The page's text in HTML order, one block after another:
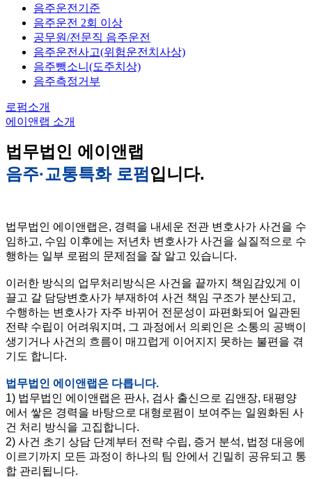
음주운전기준
음주운전 2회 이상
공무원/전문직 음주운전
음주운전사고(위험운전치사상)
음주뺑소니(도주치상)
음주측정거부
로펌소개
에이앤랩 소개
법무법인 에이앤랩
음주·교통특화 로펌 입니다.
법무법인 에이앤랩은, 경력을 내세운 전관 변호사가 사건을 수
임하고, 수임 이후에는 저년차 변호사가 사건을 실질적으로 수
행하는 일부 로펌의 문제점을 잘 알고 있습니다.
이러한 방식의 업무처리방식은 사건을 끝까지 책임감있게 이
끌고 갈 담당변호사가 부재하여 사건 책임 구조가 분산되고,
수행하는 변호사가 자주 바뀌어 전문성이 파편화되어 일관된
전략 수립이 어려워지며, 그 과정에서 의뢰인은 소통의 공백이
생기거나 사건의 흐름이 매끄럽게 이어지지 못하는 불편을 겪
기도 합니다.
법무법인 에이앤랩은 다릅니다.
1) 법무법인 에이앤랩은 판사, 검사 출신으로 김앤장, 태평양
에서 쌓은 경력을 바탕으로 대형로펌이 보여주는 일원화된 사
건 처리 방식을 고집합니다.
2) 사건 초기 상담 단계부터 전략 수립, 증거 분석, 법정 대응에
이르기까지 모든 과정이 하나의 팀 안에서 긴밀히 공유되고 통
합 관리됩니다.